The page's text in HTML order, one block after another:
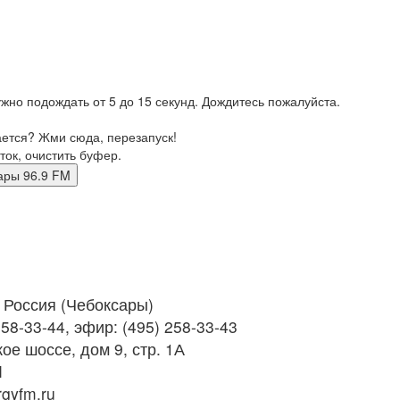
подождать от 5 до 15 секунд. Дождитесь пожалуйста.
Жми сюда, перезапуск!
очистить буфер.
96.9 FM
Россия (Чебоксары)
33-44, эфир: (495) 258-33-43
шоссе, дом 9, стр. 1А